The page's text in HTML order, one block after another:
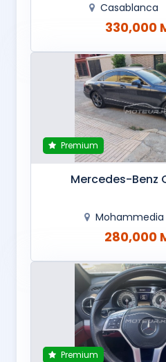
Casablanca
330,000
Premium
Mercedes-Benz
Mohammedia
280,000
Premium